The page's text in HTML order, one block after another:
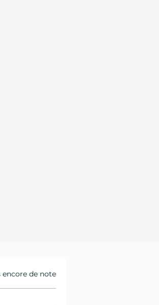
encore de note